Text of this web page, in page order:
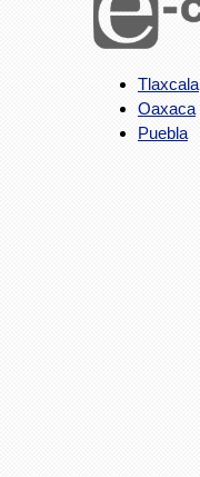
Tlaxcala
Oaxaca
Puebla